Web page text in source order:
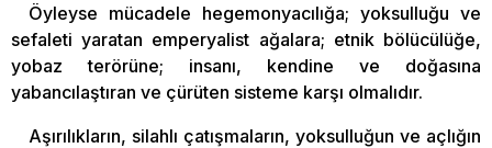
Öyleyse mücadele hegemonyacılığa; yoksulluğu ve
sefaleti yaratan emperyalist ağalara; etnik bölücülüğe,
yobaz terörüne; insanı, kendine ve doğasına
yabancılaştıran ve çürüten sisteme karşı olmalıdır.
Aşırılıkların, silahlı çatışmaların, yoksulluğun ve açlığın